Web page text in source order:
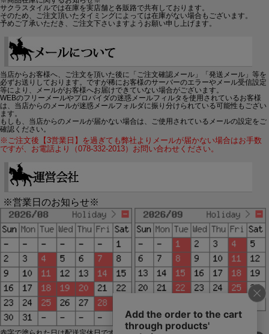
サクラスタイルでは在庫を実店舗と各販路で共有しております。
そのため、ご注文頂いたタイミングによっては在庫がない場合もございます。
予めご了承いただき、ご注文下さいますようお願い申し上げます。
当店からお客様へ、ご注文を頂いた後に「ご注文確認メール」「発送メール」等を
必ずお送りしております。ですが稀にお客様のサーバーのエラーやメール受信設定
等により、メールがお客様へお届けできていない場合がございます。
WEBのフリーメールやプロバイダの迷惑メールフィルタを使用されているお客様
は、当店からのメールが迷惑メールフォルダに振り分けられている可能性もござい
ます。
もしも、当店からのメールが届かない場合は、ご使用されているメールの設定をご
確認ください。
※ご注文後【3営業日】を過ぎても弊社よりメールが届かない場合はお手数
ですが、お電話より（078-332-2013）お問い合わせください。
※営業日のお知らせ※